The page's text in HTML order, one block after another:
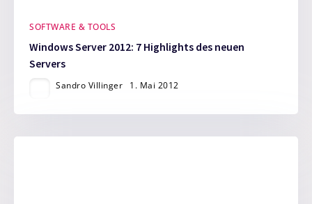
SOFTWARE & TOOLS
Windows Server 2012: 7 Highlights des neuen
Servers
Sandro Villinger 1. Mai 2012